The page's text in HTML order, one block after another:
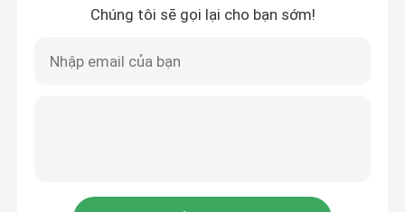
Máy tạo bọt sữa tự động
Chúng tôi sẽ gọi lại cho bạn sớm!